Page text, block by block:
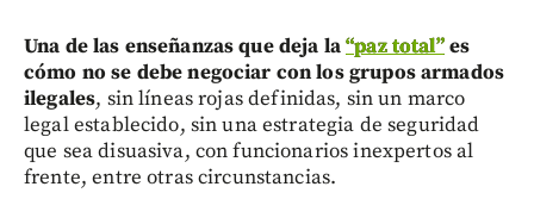
Una de las enseñanzas que deja la“paz total”es
cómo no se debe negociar con los grupos armados
ilegales, sin líneas rojas definidas, sin un marco
legal establecido, sin una estrategia de seguridad
que sea disuasiva, con funcionarios inexpertos al
frente, entre otras circunstancias.